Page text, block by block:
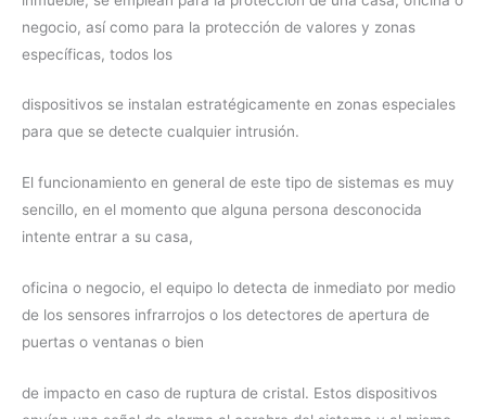
negocio, así como para la protección de valores y zonas
específicas, todos los
dispositivos se instalan estratégicamente en zonas especiales
para que se detecte cualquier intrusión.
El funcionamiento en general de este tipo de sistemas es muy
sencillo, en el momento que alguna persona desconocida
intente entrar a su casa,
oficina o negocio, el equipo lo detecta de inmediato por medio
de los sensores infrarrojos o los detectores de apertura de
puertas o ventanas o bien
de impacto en caso de ruptura de cristal. Estos dispositivos